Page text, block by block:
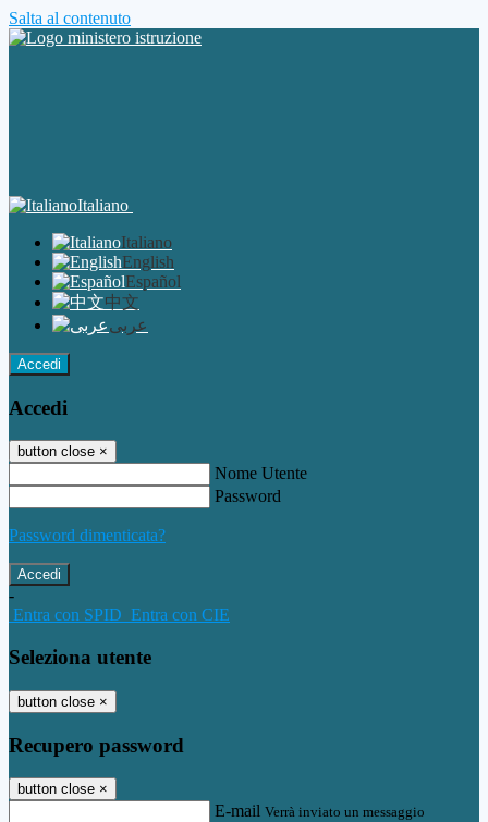
Salta al contenuto
Italiano
Italiano
English
Español
中文
عربى
Accedi
Accedi
button close ×
Nome Utente
Password
Password dimenticata?
-
Entra con SPID Entra con CIE
Seleziona utente
button close ×
Recupero password
button close ×
E-mail Verrà inviato un messaggio